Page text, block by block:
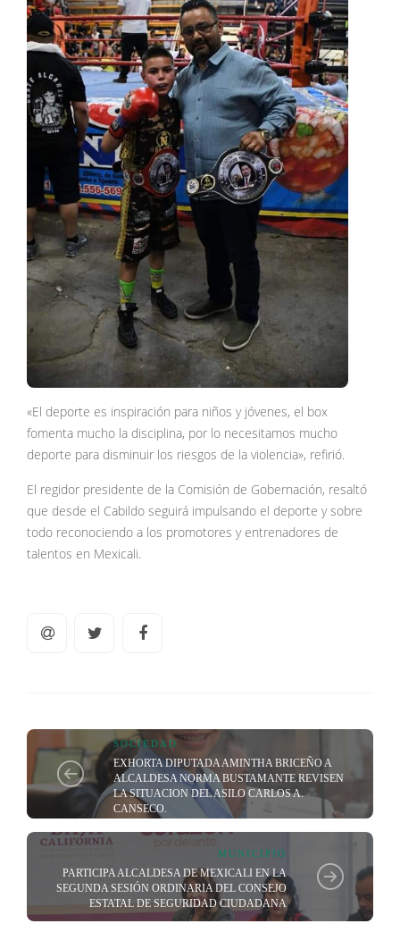
«El deporte es inspiración para niños y jóvenes, el box
fomenta mucho la disciplina, por lo necesitamos mucho
deporte para disminuir los riesgos de la violencia», refirió.
El regidor presidente de la Comisión de Gobernación, resaltó
que desde el Cabildo seguirá impulsando el deporte y sobre
todo reconociendo a los promotores y entrenadores de
talentos en Mexicali.
SOCIEDAD
EXHORTA DIPUTADA AMINTHA BRICEÑO A
ALCALDESA NORMA BUSTAMANTE REVISEN
LA SITUACION DEL ASILO CARLOS A.
CANSECO.
MUNICIPIO
PARTICIPA ALCALDESA DE MEXICALI EN LA
SEGUNDA SESIÓN ORDINARIA DEL CONSEJO
ESTATAL DE SEGURIDAD CIUDADANA